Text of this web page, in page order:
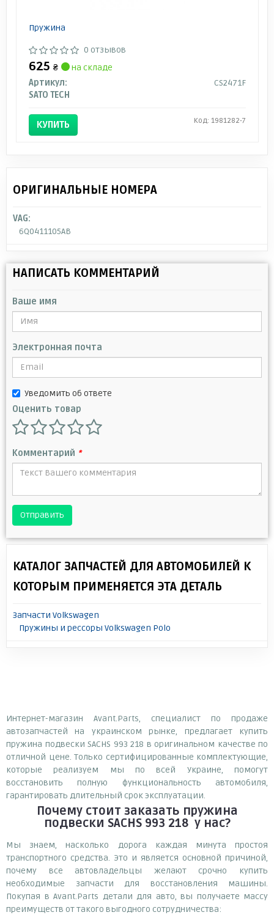
Пружина
0 отзывов
625 ₴
на складе
Артикул:
CS2471F
SATO TECH
КУПИТЬ Код: 1981282-7
ОРИГИНАЛЬНЫЕ НОМЕРА
VAG:
6Q0411105AB
НАПИСАТЬ КОММЕНТАРИЙ
Ваше имя
Электронная почта
Уведомить об ответе
Оценить товар
Комментарий *
Отправить
КАТАЛОГ ЗАПЧАСТЕЙ ДЛЯ АВТОМОБИЛЕЙ К
КОТОРЫМ ПРИМЕНЯЕТСЯ ЭТА ДЕТАЛЬ
Запчасти Volkswagen
Пружины и рессоры Volkswagen Polo
Интернет-магазин Avant.Parts, специалист по продаже
автозапчастей на украинском рынке, предлагает купить
пружина подвески SACHS 993 218 в оригинальном качестве по
отличной цене. Только сертифицированные комплектующие,
которые реализуем мы по всей Украине, помогут
восстановить полную функциональность автомобиля,
гарантировать длительный срок эксплуатации.
Почему стоит заказать пружина
подвески SACHS 993 218 у нас?
Мы знаем, насколько дорога каждая минута простоя
транспортного средства. Это и является основной причиной,
почему все автовладельцы желают срочно купить
необходимые запчасти для восстановления машины.
Покупая в Avant.Parts детали для авто, вы получаете массу
преимуществ от такого выгодного сотрудничества: